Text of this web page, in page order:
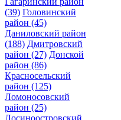
(39) Головинский
район (45)
Даниловский район
(188) Дмитровский
район (27) Донской
район (86)
Красносельский
район (125)
Ломоносовский
район (25)
Лосиноостровский